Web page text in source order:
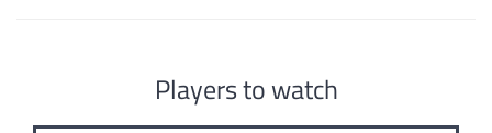
Players to watch